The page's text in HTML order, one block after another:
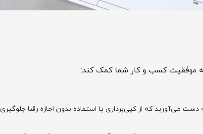
موفقیت کسب و کار شما کمک کند:
می‌آورید که از کپی‌برداری یا استفاده بدون اجازه رقبا جلوگیری